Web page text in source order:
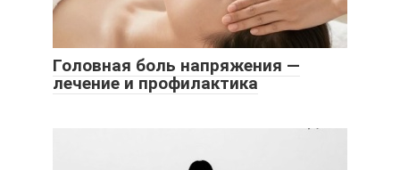
Головная боль напряжения —
лечение и профилактика